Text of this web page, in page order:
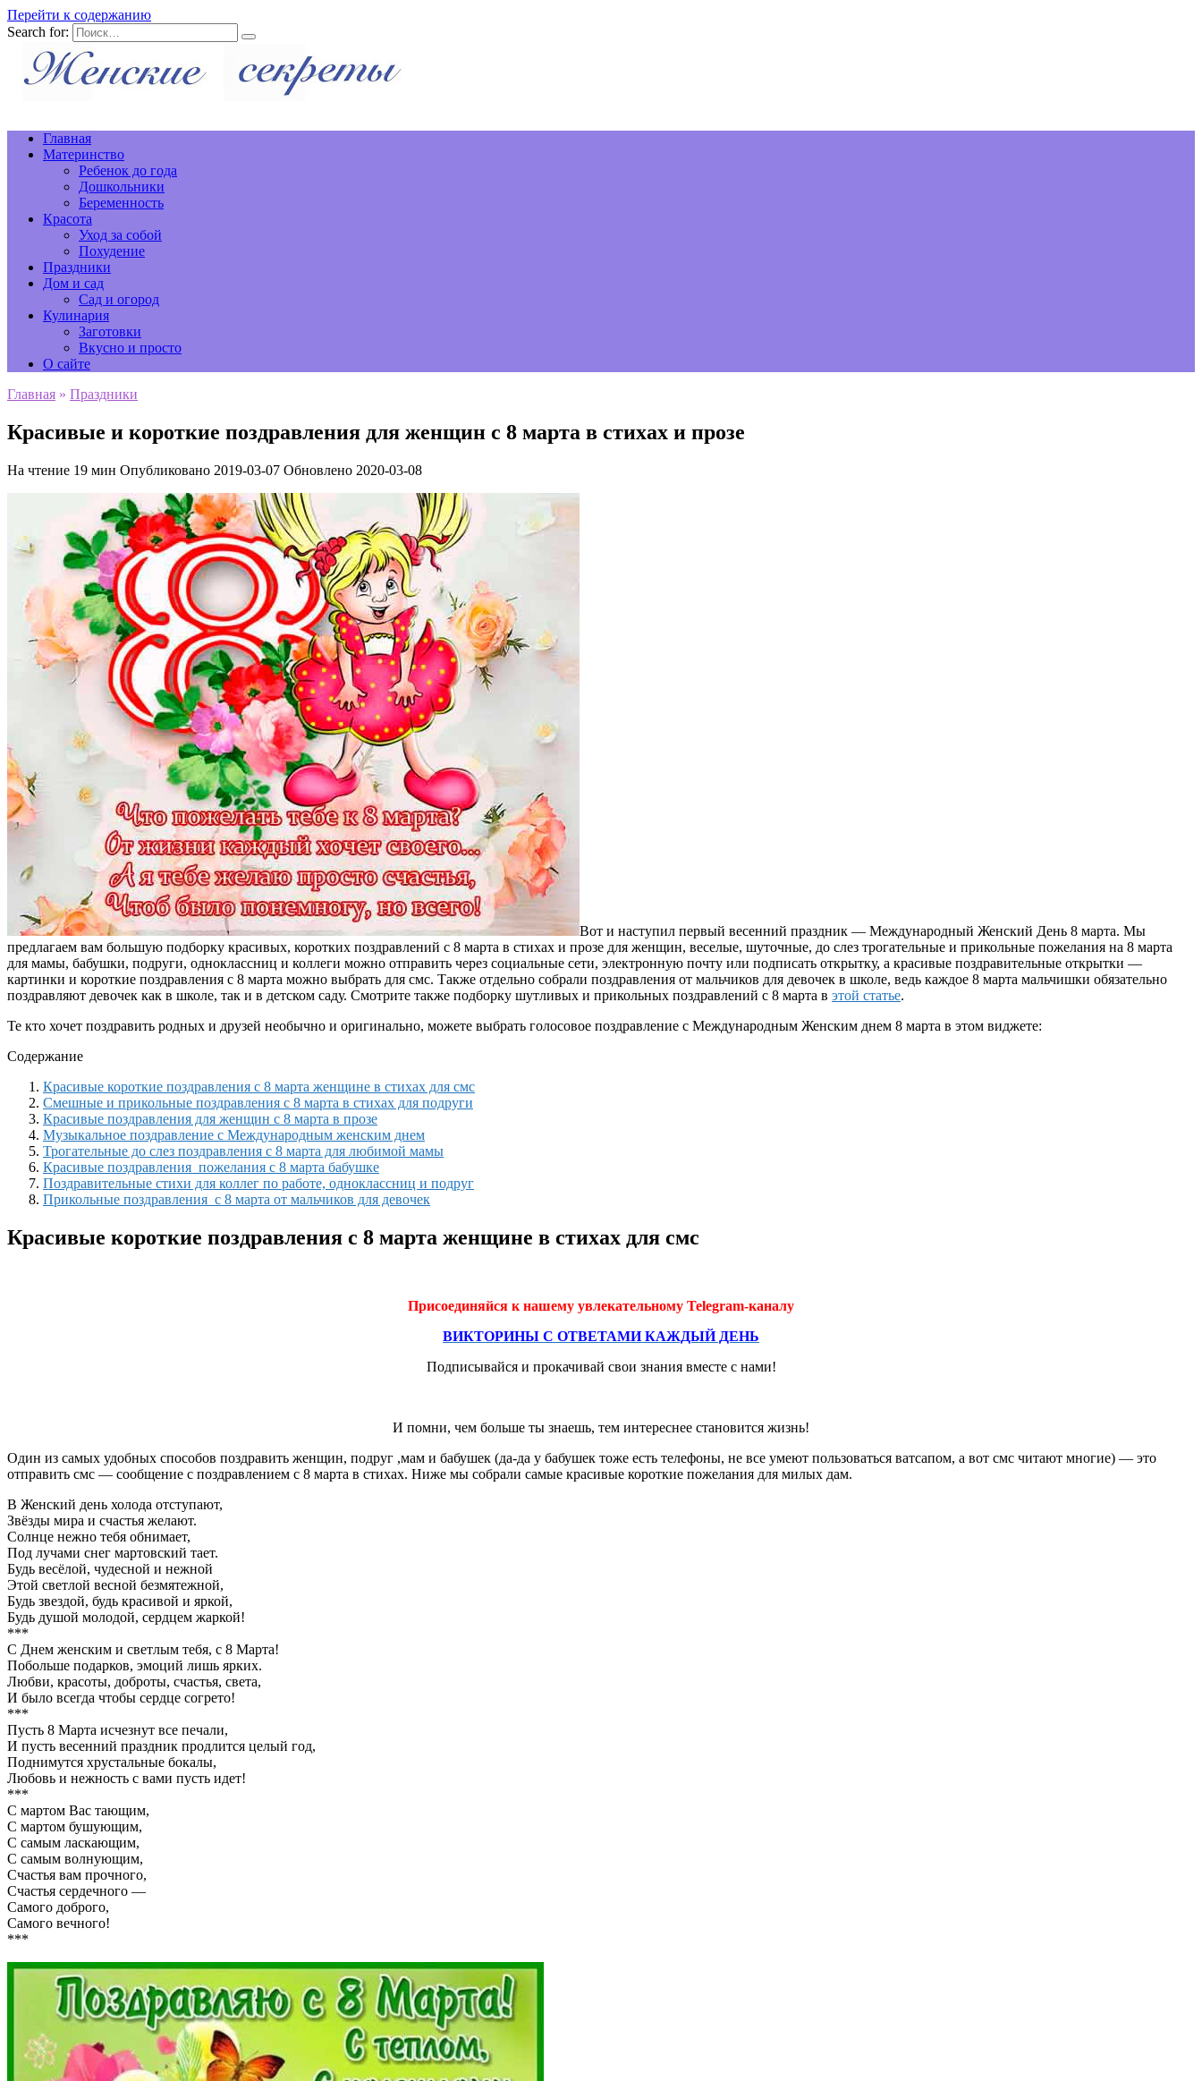
Перейти к содержанию
Search for:
Главная
Материнство
Ребенок до года
Дошкольники
Беременность
Красота
Уход за собой
Похудение
Праздники
Дом и сад
Сад и огород
Кулинария
Заготовки
Вкусно и просто
О сайте
Главная » Праздники
Красивые и короткие поздравления для женщин с 8 марта в стихах и прозе
На чтение 19 мин Опубликовано 2019-03-07 Обновлено 2020-03-08
Вот и наступил первый весенний праздник — Международный Женский День 8 марта. Мы
предлагаем вам большую подборку красивых, коротких поздравлений с 8 марта в стихах и прозе для женщин, веселые, шуточные, до слез трогательные и прикольные пожелания на 8 марта
для мамы, бабушки, подруги, одноклассниц и коллеги можно отправить через социальные сети, электронную почту или подписать открытку, а красивые поздравительные открытки —
картинки и короткие поздравления с 8 марта можно выбрать для смс. Также отдельно собрали поздравления от мальчиков для девочек в школе, ведь каждое 8 марта мальчишки обязательно
поздравляют девочек как в школе, так и в детском саду. Смотрите также подборку шутливых и прикольных поздравлений с 8 марта в этой статье.
Те кто хочет поздравить родных и друзей необычно и оригинально, можете выбрать голосовое поздравление с Международным Женским днем 8 марта в этом виджете:
Содержание
Красивые короткие поздравления с 8 марта женщине в стихах для смс
Смешные и прикольные поздравления с 8 марта в стихах для подруги
Красивые поздравления для женщин с 8 марта в прозе
Музыкальное поздравление с Международным женским днем
Трогательные до слез поздравления с 8 марта для любимой мамы
Красивые поздравления пожелания с 8 марта бабушке
Поздравительные стихи для коллег по работе, одноклассниц и подруг
Прикольные поздравления с 8 марта от мальчиков для девочек
Красивые короткие поздравления с 8 марта женщине в стихах для смс
Присоединяйся к нашему увлекательному Telegram-каналу
ВИКТОРИНЫ С ОТВЕТАМИ КАЖДЫЙ ДЕНЬ
Подписывайся и прокачивай свои знания вместе с нами!
И помни, чем больше ты знаешь, тем интереснее становится жизнь!
Один из самых удобных способов поздравить женщин, подруг ,мам и бабушек (да-да у бабушек тоже есть телефоны, не все умеют пользоваться ватсапом, а вот смс читают многие) — это
отправить смс — сообщение с поздравлением с 8 марта в стихах. Ниже мы собрали самые красивые короткие пожелания для милых дам.
В Женский день холода отступают,
Звёзды мира и счастья желают.
Солнце нежно тебя обнимает,
Под лучами снег мартовский тает.
Будь весёлой, чудесной и нежной
Этой светлой весной безмятежной,
Будь звездой, будь красивой и яркой,
Будь душой молодой, сердцем жаркой!
***
С Днем женским и светлым тебя, с 8 Марта!
Побольше подарков, эмоций лишь ярких.
Любви, красоты, доброты, счастья, света,
И было всегда чтобы сердце согрето!
***
Пусть 8 Марта исчезнут все печали,
И пусть весенний праздник продлится целый год,
Поднимутся хрустальные бокалы,
Любовь и нежность с вами пусть идет!
***
С мартом Вас тающим,
С мартом бушующим,
С самым ласкающим,
С самым волнующим,
Счастья вам прочного,
Счастья сердечного —
Самого доброго,
Самого вечного!
***